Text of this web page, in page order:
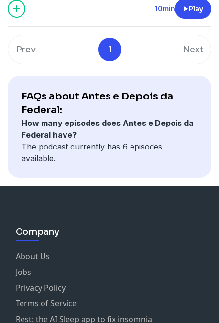
10min Play
Prev 1 Next
FAQs about Antes e Depois da
Federal:
How many episodes does Antes e Depois da
Federal have?
The podcast currently has 6 episodes
available.
Company
About Us
Jobs
Privacy Policy
Terms of Service
Rest: the AI Sleep app to fix insomnia